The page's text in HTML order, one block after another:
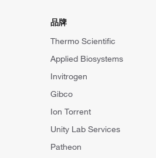
品牌
Thermo Scientific
Applied Biosystems
Invitrogen
Gibco
Ion Torrent
Unity Lab Services
Patheon